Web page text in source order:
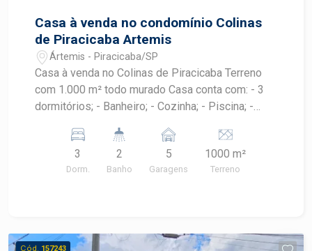
Casa à venda no condomínio Colinas
de Piracicaba Artemis
Ártemis - Piracicaba/SP
Casa à venda no Colinas de Piracicaba Terreno
com 1.000 m² todo murado Casa conta com: - 3
dormitórios; - Banheiro; - Cozinha; - Piscina; -
3
Dorm.
2
Banho
5
Garagens
1000 m²
Terreno
Cód. 157243